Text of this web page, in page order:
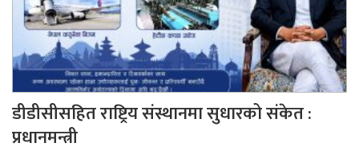
डीडीसीसहित राष्ट्रिय संस्थानमा सुधारको संकेत :
प्रधानमन्त्री